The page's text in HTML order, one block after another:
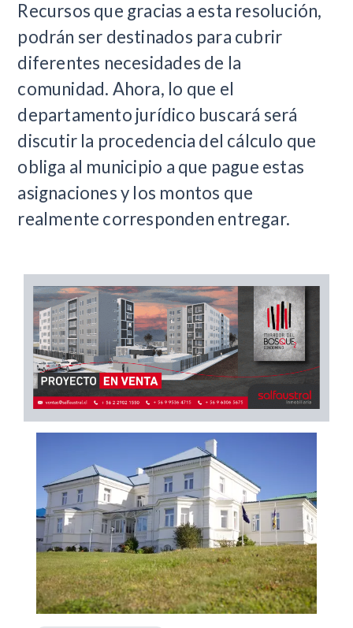
Recursos que gracias a esta resolución,
podrán ser destinados para cubrir
diferentes necesidades de la
comunidad. Ahora, lo que el
departamento jurídico buscará será
discutir la procedencia del cálculo que
obliga al municipio a que pague estas
asignaciones y los montos que
realmente corresponden entregar.